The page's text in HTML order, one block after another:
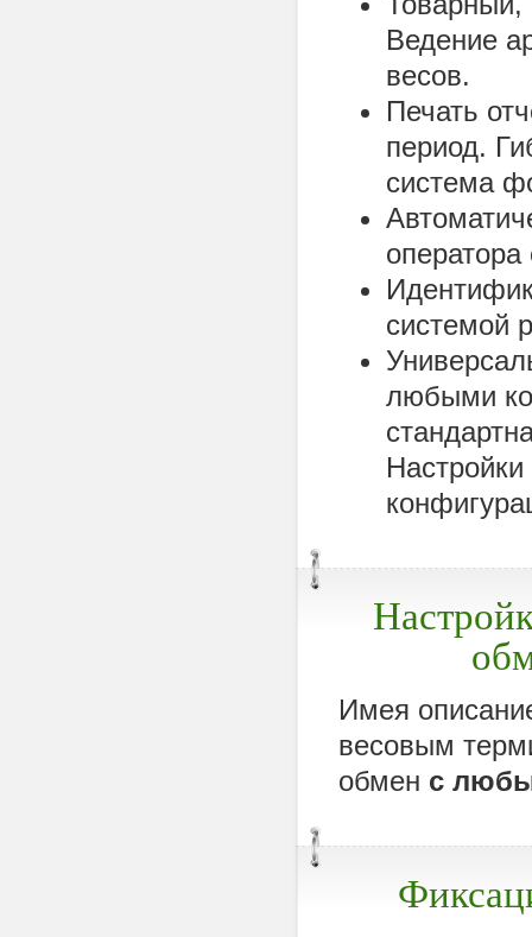
Ведение
весов.
Печать
период.
система
системой
любыми
Имея
весовым
обмен с